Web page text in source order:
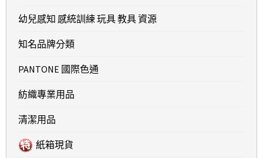
幼兒感知 感統訓練 玩具 教具 資源
知名品牌分類
PANTONE 國際色通
紡織專業用品
清潔用品
紙箱現貨